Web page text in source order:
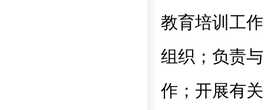
教育培训工
组织；负责
作；开展有